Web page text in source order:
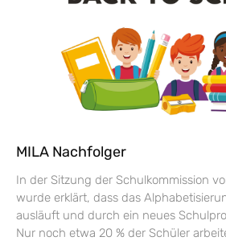
MILA Nachfolger
In der Sitzung der Schulkommission
wurde erklärt, dass das
ausläuft und durch ein neues
Nur noch etwa 20 % der Schüler